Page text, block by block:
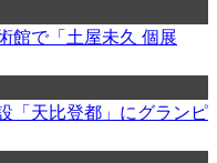
館で「土屋未久 個展
「天比登都」にグランピ